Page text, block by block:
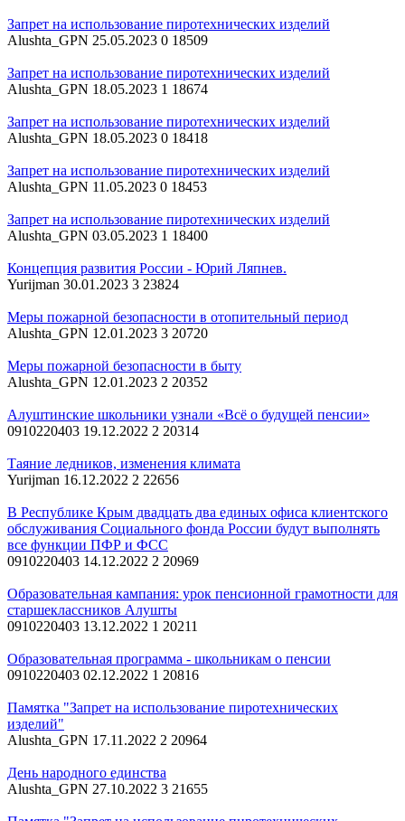
Запрет на использование пиротехнических изделий
Alushta_GPN 25.05.2023 0 18509
Запрет на использование пиротехнических изделий
Alushta_GPN 18.05.2023 1 18674
Запрет на использование пиротехнических изделий
Alushta_GPN 18.05.2023 0 18418
Запрет на использование пиротехнических изделий
Alushta_GPN 11.05.2023 0 18453
Запрет на использование пиротехнических изделий
Alushta_GPN 03.05.2023 1 18400
Концепция развития России - Юрий Ляпнев.
Yurijman 30.01.2023 3 23824
Меры пожарной безопасности в отопительный период
Alushta_GPN 12.01.2023 3 20720
Меры пожарной безопасности в быту
Alushta_GPN 12.01.2023 2 20352
Алуштинские школьники узнали «Всё о будущей пенсии»
0910220403 19.12.2022 2 20314
Таяние ледников, изменения климата
Yurijman 16.12.2022 2 22656
В Республике Крым двадцать два единых офиса клиентского
обслуживания Социального фонда России будут выполнять
все функции ПФР и ФСС
0910220403 14.12.2022 2 20969
Образовательная кампания: урок пенсионной грамотности для
старшеклассников Алушты
0910220403 13.12.2022 1 20211
Образовательная программа - школьникам о пенсии
0910220403 02.12.2022 1 20816
Памятка "Запрет на использование пиротехнических
изделий"
Alushta_GPN 17.11.2022 2 20964
День народного единства
Alushta_GPN 27.10.2022 3 21655